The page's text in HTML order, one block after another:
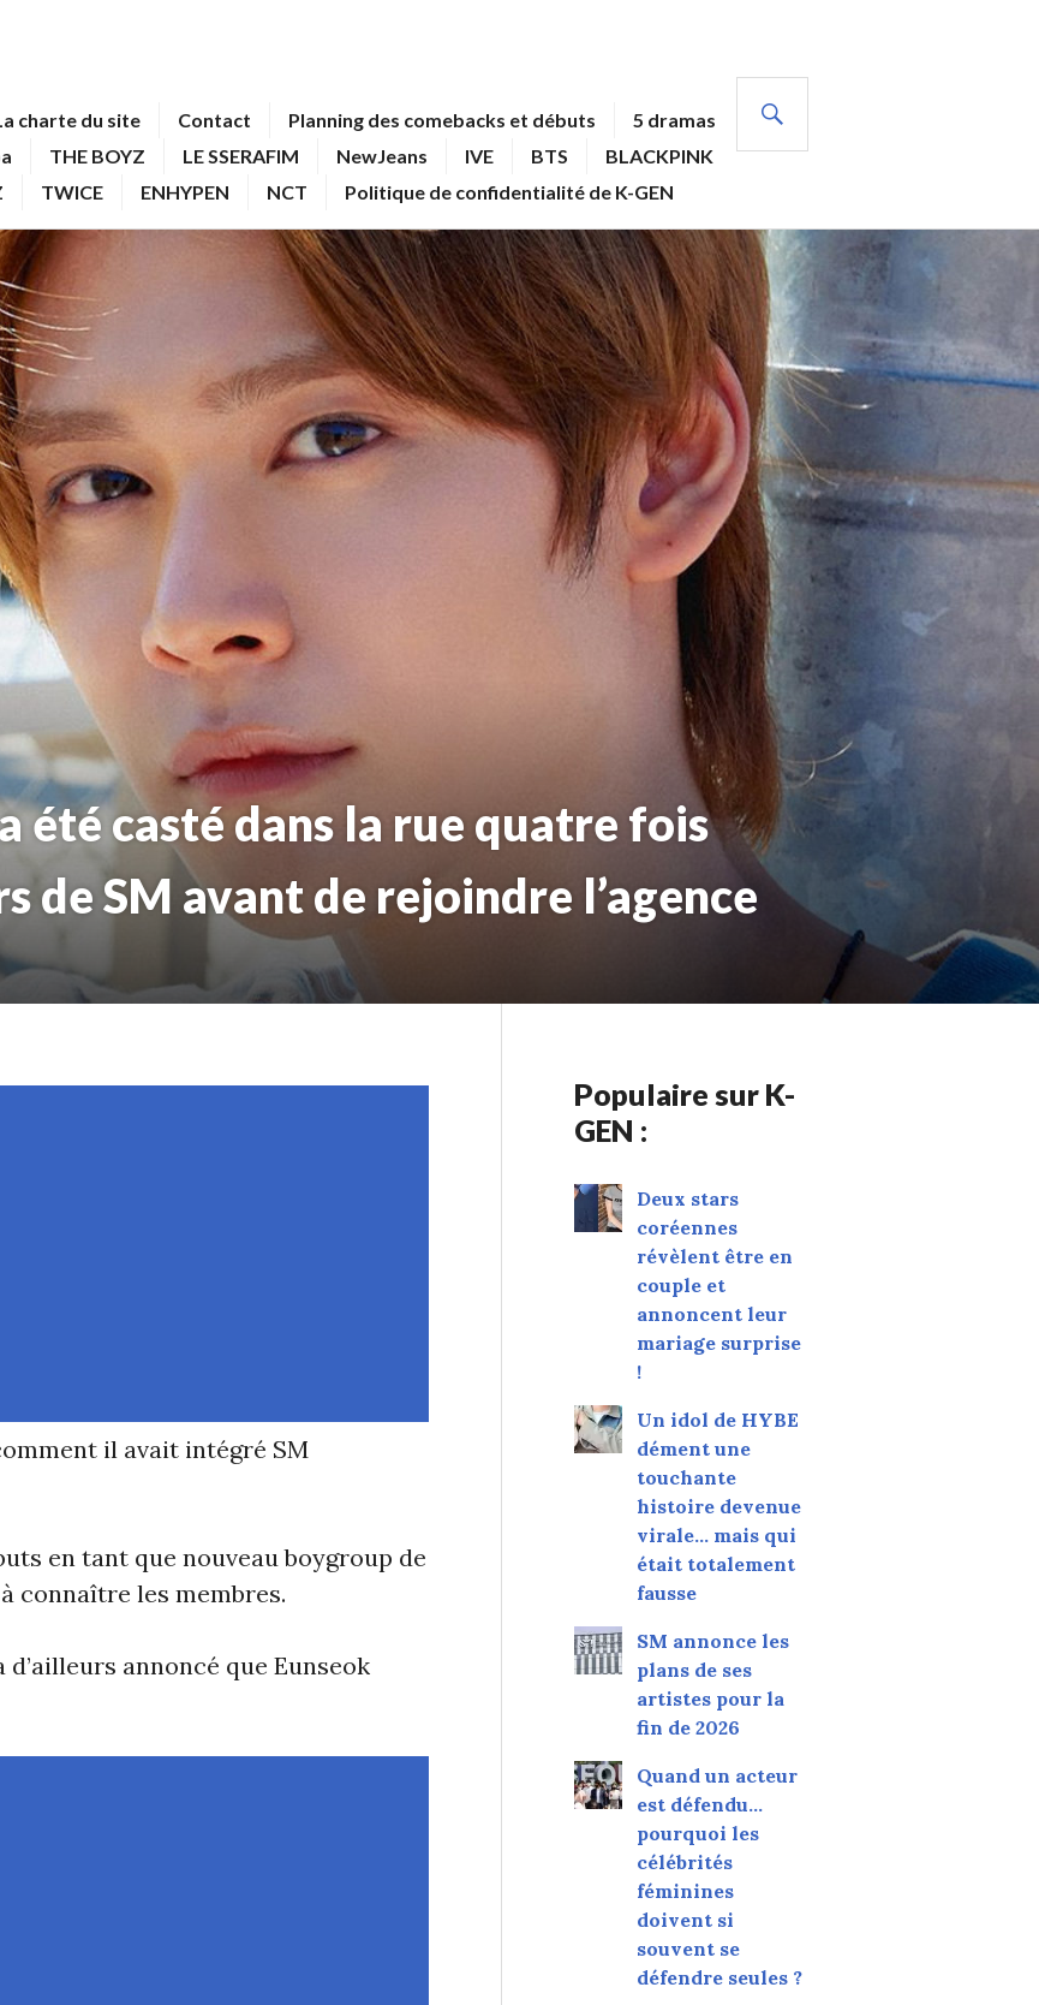
charte du site Contact Planning des comebacks et débuts
5 dramas
THE BOYZ LE SSERAFIM NewJeans IVE BTS
BLACKPINK
TWICE ENHYPEN NCT Politique de confidentialité de K-GEN
été casté dans la rue quatre fois
de SM avant de rejoindre l’agence
il avait intégré SM
en tant que nouveau boygroup de
connaître les membres.
d’ailleurs annoncé que Eunseok
Populaire sur K-
GEN :
Deux stars
coréennes
révèlent être en
couple et
annoncent leur
mariage surprise
!
Un idol de HYBE
dément une
touchante
histoire devenue
virale... mais qui
était totalement
fausse
SM annonce les
plans de ses
artistes pour la
fin de 2026
Quand un acteur
est défendu…
pourquoi les
célébrités
féminines
doivent si
souvent se
défendre seules ?